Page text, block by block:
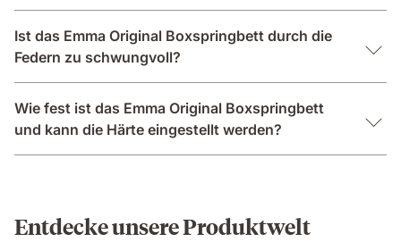
Ist das Emma Original Boxspringbett durch die
Federn zu schwungvoll?
Wie fest ist das Emma Original Boxspringbett
und kann die Härte eingestellt werden?
Entdecke unsere Produktwelt